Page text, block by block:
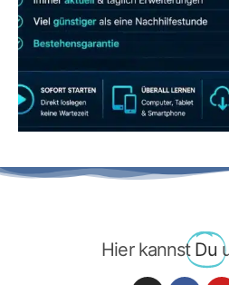
LERNEN
Hier kannst Du